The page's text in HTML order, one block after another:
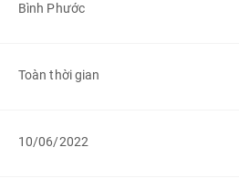
Bình Phước
Toàn thời gian
10/06/2022